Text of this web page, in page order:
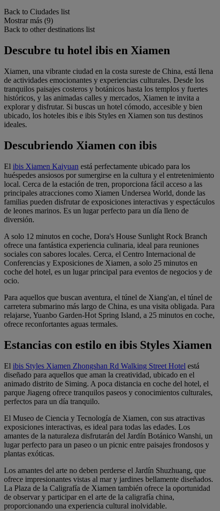
Back to Ciudades list
Mostrar más (9)
Back to other destinations list
Descubre tu hotel ibis en Xiamen
Xiamen, una vibrante ciudad en la costa sureste de China, está llena
de actividades emocionantes y experiencias culturales. Desde los
tranquilos paisajes costeros y botánicos hasta los templos y fuertes
históricos, y las animadas calles y mercados, Xiamen te invita a
explorar y disfrutar. Si buscas un hotel cómodo, accesible y bien
ubicado, los hoteles ibis e ibis Styles en Xiamen son tus destinos
ideales.
Descubriendo Xiamen con ibis
El ibis Xiamen Kaiyuan está perfectamente ubicado para los
huéspedes ansiosos por sumergirse en la cultura y el entretenimiento
local. Cerca de la estación de tren, proporciona fácil acceso a las
principales atracciones como Xiamen Undersea World, donde las
familias pueden disfrutar de exposiciones interactivas y espectáculos
de leones marinos. Es un lugar perfecto para un día lleno de
diversión.
A solo 12 minutos en coche, Dora's House Sunlight Rock Branch
ofrece una fantástica experiencia culinaria, ideal para reuniones
sociales con sabores locales. Cerca, el Centro Internacional de
Conferencias y Exposiciones de Xiamen, a solo 25 minutos en
coche del hotel, es un lugar principal para eventos de negocios y de
ocio.
Para aquellos que buscan aventura, el túnel de Xiang'an, el túnel de
carretera submarino más largo de China, es una visita obligada. Para
relajarse, Yuanbo Garden-Hot Spring Island, a 25 minutos en coche,
ofrece reconfortantes aguas termales.
Estancias con estilo en ibis Styles Xiamen
El ibis Styles Xiamen Zhongshan Rd Walking Street Hotel está
diseñado para aquellos que aman la creatividad, ubicado en el
animado distrito de Siming. A poca distancia en coche del hotel, el
parque Jiageng ofrece tranquilos paseos y conocimientos culturales,
perfectos para un día tranquilo.
El Museo de Ciencia y Tecnología de Xiamen, con sus atractivas
exposiciones interactivas, es ideal para todas las edades. Los
amantes de la naturaleza disfrutarán del Jardín Botánico Wanshi, un
lugar perfecto para un paseo o un picnic entre paisajes frondosos y
plantas exóticas.
Los amantes del arte no deben perderse el Jardín Shuzhuang, que
ofrece impresionantes vistas al mar y jardines bellamente diseñados.
La Plaza de la Caligrafía de Xiamen también ofrece la oportunidad
de observar y participar en el arte de la caligrafía china,
proporcionando una experiencia cultural inolvidable.